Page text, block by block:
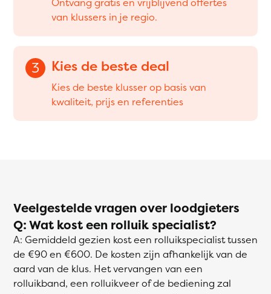
van klussers in je regio.
3 Kies de beste deal
Kies de beste klusser op basis van
kwaliteit, prijs en referenties
Veelgestelde vragen over loodgieters
Q: Wat kost een rolluik specialist?
A: Gemiddeld gezien kost een rolluikspecialist tussen
de €90 en €600. De kosten zijn afhankelijk van de
aard van de klus. Het vervangen van een
rolluikband, een rolluikveer of de bediening zal